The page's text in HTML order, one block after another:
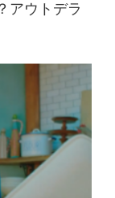
アウトデラ